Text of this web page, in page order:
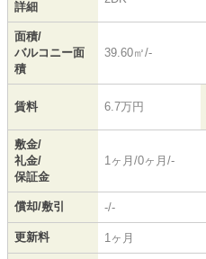
詳細
面積/
バルコニー面
積
39.60㎡/-
賃料 6.7万円
敷金/
礼金/
保証金
1ヶ月/0ヶ月/-
償却/敷引 -/-
更新料 1ヶ月